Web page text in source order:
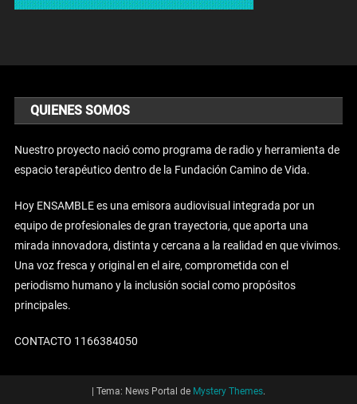
QUIENES SOMOS
Nuestro proyecto nació como programa de radio y herramienta de
espacio terapéutico dentro de la Fundación Camino de Vida.
Hoy ENSAMBLE es una emisora audiovisual integrada por un
equipo de profesionales de gran trayectoria, que aporta una
mirada innovadora, distinta y cercana a la realidad en que vivimos.
Una voz fresca y original en el aire, comprometida con el
periodismo humano y la inclusión social como propósitos
principales.
CONTACTO 1166384050
| Tema: News Portal de Mystery Themes.